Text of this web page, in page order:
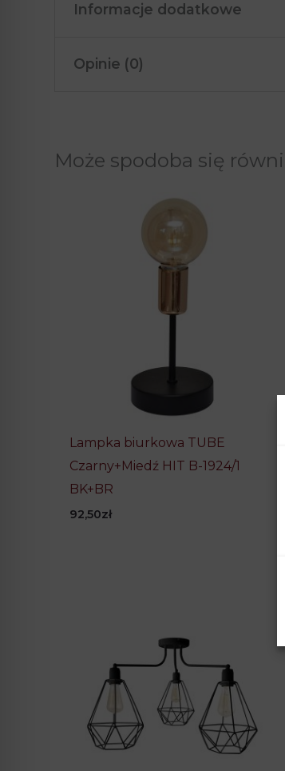
Informacje dodatkowe
Kolor
Długość /
Opinie (0)
Tylko zalogowani klienci, którzy
Może spodoba się
Lampka biurkowa TUBE
Czarny+Miedź HIT B-1924/1
BK+BR
92,50zł